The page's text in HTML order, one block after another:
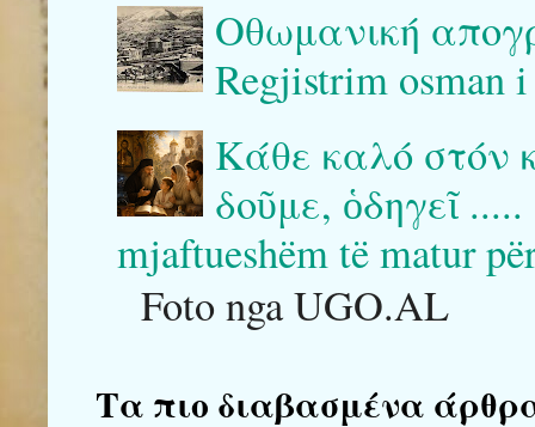
Οθωμανική
Regjistrim osman
Κάθε καλό στόν
δοῦμε, ὁδηγεῖ
mjaftueshëm të matur
Foto nga UGO.AL
Τα πιο διαβασμένα